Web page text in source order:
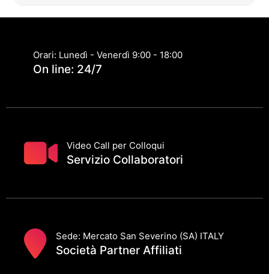
Orari: Lunedì - Venerdì 9:00 - 18:00
On line: 24/7
Video Call per Colloqui
Servizio Collaboratori
Sede: Mercato San Severino (SA) ITALY
Società Partner Affiliati